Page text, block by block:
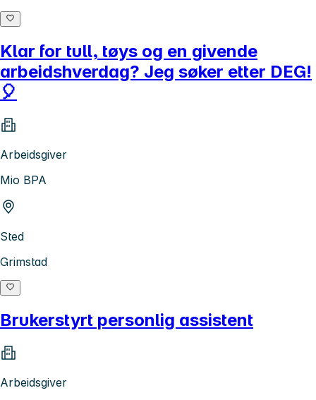
Klar for tull, tøys og en givende
arbeidshverdag? Jeg søker etter DEG!
🎈
Arbeidsgiver
Mio BPA
Sted
Grimstad
Brukerstyrt personlig assistent
Arbeidsgiver